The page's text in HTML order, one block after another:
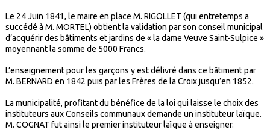
Le 24 Juin 1841, le maire en place M. RIGOLLET (qui entretemps a
succédé à M. MORTEL) obtient la validation par son conseil municipal
d’acquérir des bâtiments et jardins de « la dame Veuve Saint-Sulpice »
moyennant la somme de 5000 Francs.
L’enseignement pour les garçons y est délivré dans ce bâtiment par
M. BERNARD en 1842 puis par les Frères de la Croix jusqu’en 1852.
La municipalité, profitant du bénéfice de la loi qui laisse le choix des
instituteurs aux Conseils communaux demande un instituteur laïque.
M. COGNAT fut ainsi le premier instituteur laïque à enseigner.